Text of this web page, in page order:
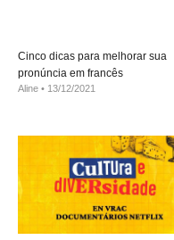
Cinco dicas para melhorar sua
pronúncia em francês
Aline 13/12/2021